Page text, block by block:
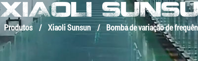
XIAOLI
Produtos / Xiaoli Sunsun / Bomba de variação de